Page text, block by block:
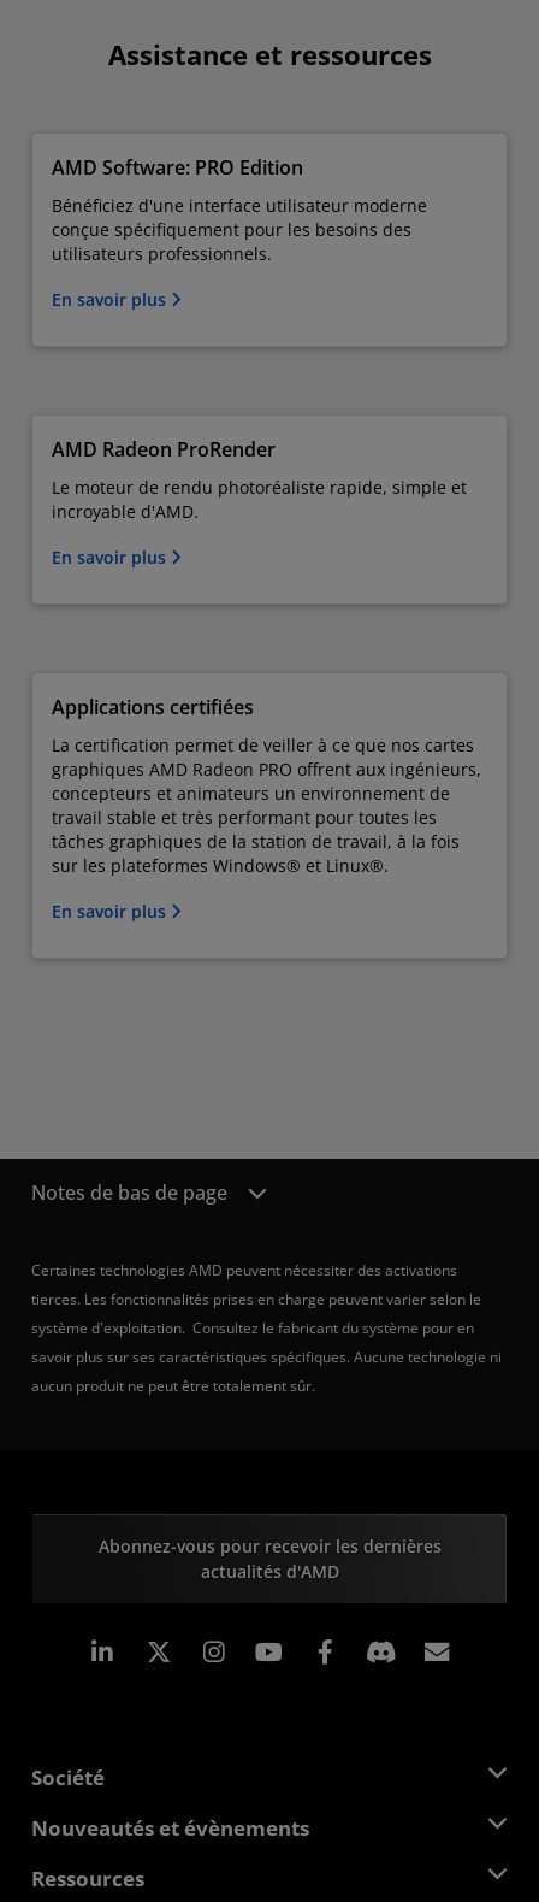
Assistance et ressources
AMD Software: PRO Edition
Bénéficiez d'une interface utilisateur moderne
conçue spécifiquement pour les besoins des
utilisateurs professionnels.
En savoir plus
AMD Radeon ProRender
Le moteur de rendu photoréaliste rapide, simple et
incroyable d'AMD.
En savoir plus
Applications certifiées
La certification permet de veiller à ce que nos cartes
graphiques AMD Radeon PRO offrent aux ingénieurs,
concepteurs et animateurs un environnement de
travail stable et très performant pour toutes les
tâches graphiques de la station de travail, à la fois
sur les plateformes Windows® et Linux®.
En savoir plus
Notes de bas de page
Certaines technologies AMD peuvent nécessiter des activations
tierces. Les fonctionnalités prises en charge peuvent varier selon le
système d'exploitation. Consultez le fabricant du système pour en
savoir plus sur ses caractéristiques spécifiques. Aucune technologie ni
aucun produit ne peut être totalement sûr.
Abonnez-vous pour recevoir les dernières
actualités d'AMD
LinkedIn Instagram Facebook
Société
À propos d'AMD
Responsabilité d'entreprise
Nouveautés et évènements
Salle de presse
Ressources